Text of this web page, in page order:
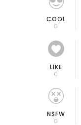
COOL
0
LIKE
0
NSFW
0